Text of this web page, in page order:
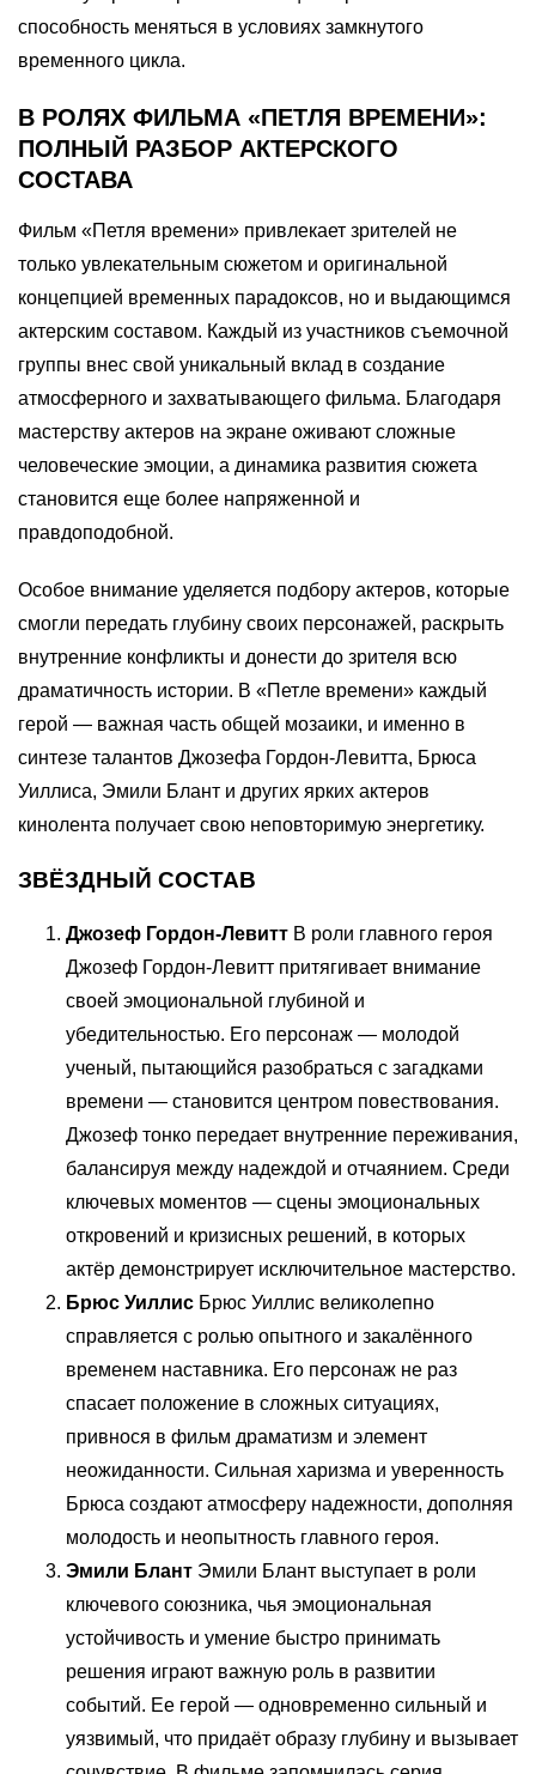
способность меняться в условиях замкнутого
временного цикла.
В РОЛЯХ ФИЛЬМА «ПЕТЛЯ ВРЕМЕНИ»:
ПОЛНЫЙ РАЗБОР АКТЕРСКОГО
СОСТАВА
Фильм «Петля времени» привлекает зрителей не
только увлекательным сюжетом и оригинальной
концепцией временных парадоксов, но и выдающимся
актерским составом. Каждый из участников съемочной
группы внес свой уникальный вклад в создание
атмосферного и захватывающего фильма. Благодаря
мастерству актеров на экране оживают сложные
человеческие эмоции, а динамика развития сюжета
становится еще более напряженной и
правдоподобной.
Особое внимание уделяется подбору актеров, которые
смогли передать глубину своих персонажей, раскрыть
внутренние конфликты и донести до зрителя всю
драматичность истории. В «Петле времени» каждый
герой — важная часть общей мозаики, и именно в
синтезе талантов Джозефа Гордон-Левитта, Брюса
Уиллиса, Эмили Блант и других ярких актеров
кинолента получает свою неповторимую энергетику.
ЗВЁЗДНЫЙ СОСТАВ
Джозеф Гордон-Левитт В роли главного героя
Джозеф Гордон-Левитт притягивает внимание
своей эмоциональной глубиной и
убедительностью. Его персонаж — молодой
ученый, пытающийся разобраться с загадками
времени — становится центром повествования.
Джозеф тонко передает внутренние переживания,
балансируя между надеждой и отчаянием. Среди
ключевых моментов — сцены эмоциональных
откровений и кризисных решений, в которых
актёр демонстрирует исключительное мастерство.
Брюс Уиллис Брюс Уиллис великолепно
справляется с ролью опытного и закалённого
временем наставника. Его персонаж не раз
спасает положение в сложных ситуациях,
привнося в фильм драматизм и элемент
неожиданности. Сильная харизма и уверенность
Брюса создают атмосферу надежности, дополняя
молодость и неопытность главного героя.
Эмили Блант Эмили Блант выступает в роли
ключевого союзника, чья эмоциональная
устойчивость и умение быстро принимать
решения играют важную роль в развитии
событий. Ее герой — одновременно сильный и
уязвимый, что придаёт образу глубину и вызывает